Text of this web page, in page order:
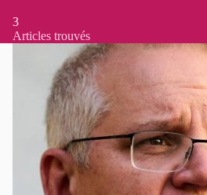
3
Articles trouvés